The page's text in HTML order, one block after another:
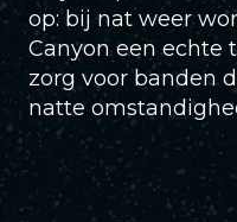
op: bij nat weer
Canyon een echte
zorg voor banden
natte